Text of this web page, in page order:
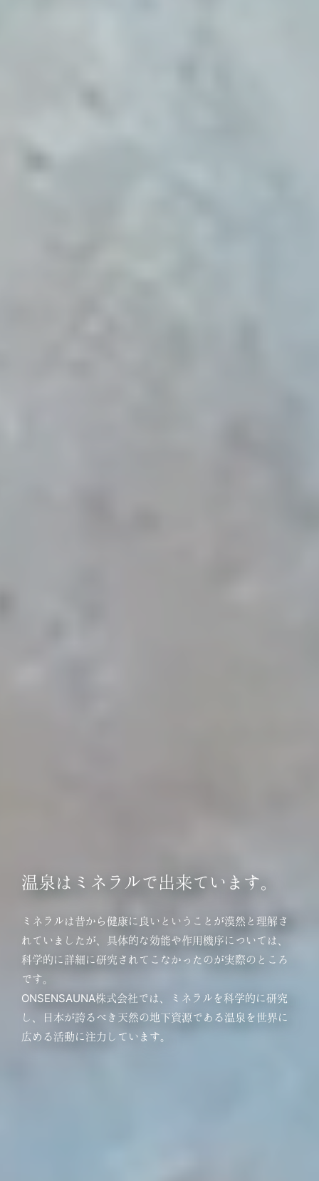
温泉はミネラルで出来ています。
ミネラルは昔から健康に良いということが漠然と理解さ
れていましたが、具体的な効能や作用機序については、
科学的に詳細に研究されてこなかったのが実際のところ
です。
ONSENSAUNA株式会社では、ミネラルを科学的に研究
し、
日本が誇るべき天然の地下資源である温泉を世界に
広める活動に注力しています。